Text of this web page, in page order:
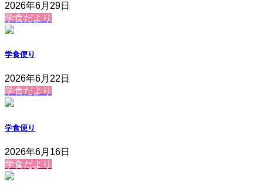
2026年6月29日
学食だより
学食便り
2026年6月22日
学食だより
学食便り
2026年6月16日
学食だより